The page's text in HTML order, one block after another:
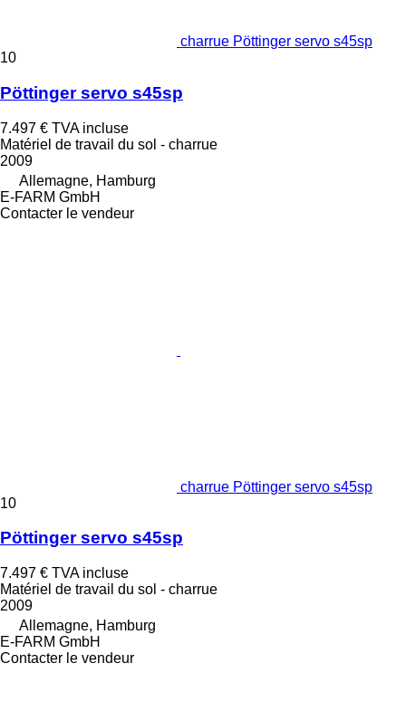
charrue Pöttinger servo s45sp
10
Pöttinger servo s45sp
7.497 € TVA incluse
Matériel de travail du sol - charrue
2009
Allemagne, Hamburg
E-FARM GmbH
Contacter le vendeur
charrue Pöttinger servo s45sp
10
Pöttinger servo s45sp
7.497 € TVA incluse
Matériel de travail du sol - charrue
2009
Allemagne, Hamburg
E-FARM GmbH
Contacter le vendeur